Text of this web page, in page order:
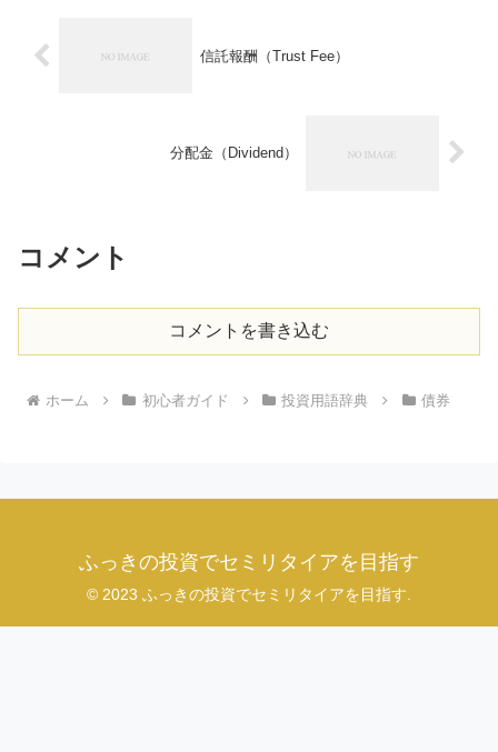
信託報酬（Trust Fee）
分配金（Dividend）
コメント
コメントを書き込む
ホーム 初心者ガイド 投資用語辞典 債券
ふっきの投資でセミリタイアを目指す
© 2023 ふっきの投資でセミリタイアを目指す.